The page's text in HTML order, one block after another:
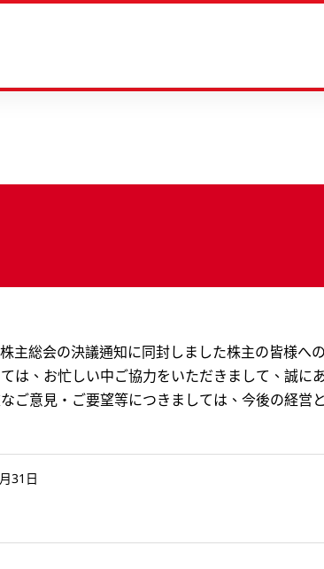
主総会の決議通知に同封しました株主の皆様
は、お忙しい中ご協力をいただきまして、誠に
ご意見・ご要望等につきましては、今後の経
31日